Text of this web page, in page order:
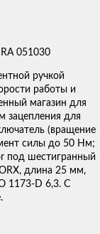
ручкой
работы и
магазин для
зацепления для
(вращение
силы до 50 Нм;
под шестигранный
длина 25 мм,
1173-D 6,3. С